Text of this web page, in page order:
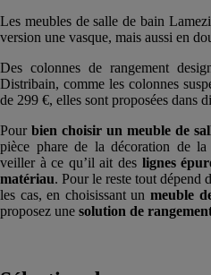
Les meubles de salle de bain
version une vasque, mais aussi en
Des colonnes de rangement
Distribain, comme les colonnes
de 299 €, elles sont proposées dans
Pourbien choisir un meuble de
pièce phare de la décoration de
veiller à ce qu’il ait des lignes
matériau. Pour le reste tout dépend
les cas, en choisissant un meuble
proposez une solution de